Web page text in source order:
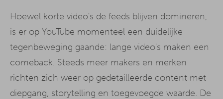
Hoewel korte video's de feeds blijven domineren,
is er op YouTube momenteel een duidelijke
tegenbeweging gaande: lange video's maken een
comeback. Steeds meer makers en merken
richten zich weer op gedetailleerde content met
diepgang, storytelling en toegevoegde waarde. De